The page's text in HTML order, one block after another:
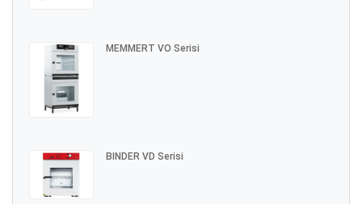
MEMMERT VO Serisi
BINDER VD Serisi